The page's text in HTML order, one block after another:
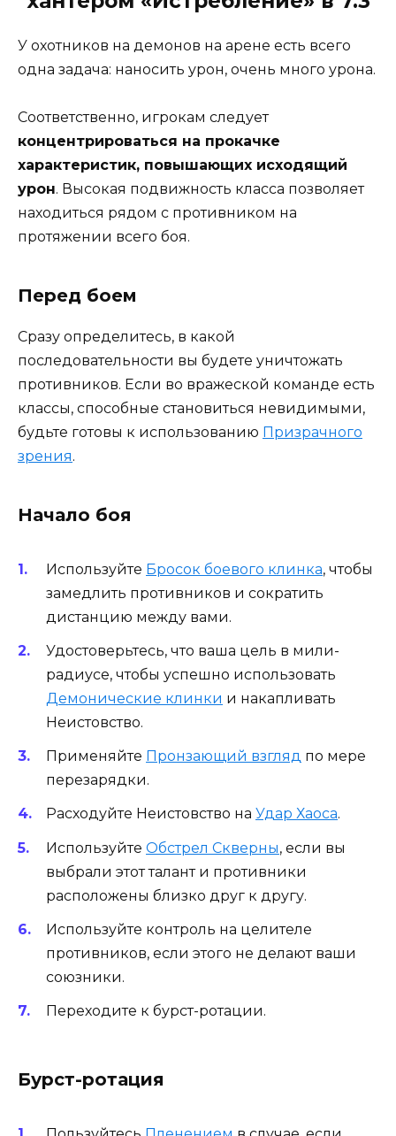
У охотников на демонов на арене есть всего
одна задача: наносить урон, очень много урона.
Соответственно, игрокам следует
концентрироваться на прокачке
характеристик, повышающих исходящий
урон. Высокая подвижность класса позволяет
находиться рядом с противником на
протяжении всего боя.
Перед боем
Сразу определитесь, в какой
последовательности вы будете уничтожать
противников. Если во вражеской команде есть
классы, способные становиться невидимыми,
будьте готовы к использованию Призрачного
зрения.
Начало боя
Используйте Бросок боевого клинка, чтобы
замедлить противников и сократить
дистанцию между вами.
Удостоверьтесь, что ваша цель в мили-
радиусе, чтобы успешно использовать
Демонические клинки и накапливать
Неистовство.
Применяйте Пронзающий взгляд по мере
перезарядки.
Расходуйте Неистовство на Удар Хаоса.
Используйте Обстрел Скверны, если вы
выбрали этот талант и противники
расположены близко друг к другу.
Используйте контроль на целителе
противников, если этого не делают ваши
союзники.
Переходите к бурст-ротации.
Бурст-ротация